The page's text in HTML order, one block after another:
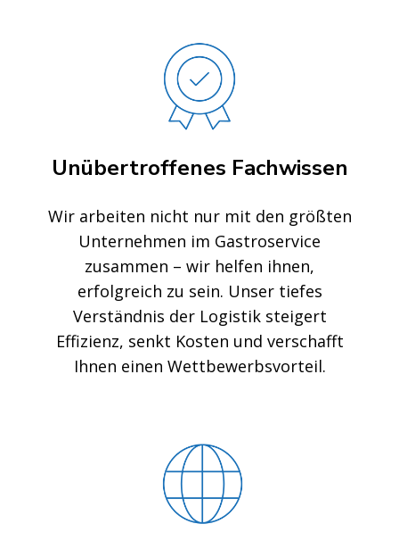
Unübertroffenes Fachwissen
Wir arbeiten nicht nur mit den größten
Unternehmen im Gastroservice
zusammen – wir helfen ihnen,
erfolgreich zu sein. Unser tiefes
Verständnis der Logistik steigert
Effizienz, senkt Kosten und verschafft
Ihnen einen Wettbewerbsvorteil.